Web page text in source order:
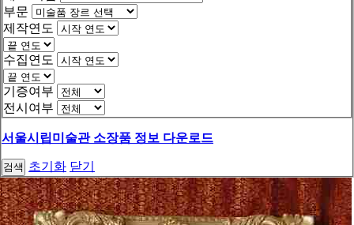
부문
제작연도
수집연도
기증여부
전시여부
서울시립미술관 소장품 정보 다운로드
검색 초기화 닫기